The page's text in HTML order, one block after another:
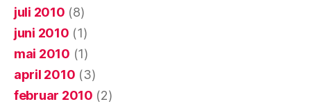
juli 2010 (8)
juni 2010 (1)
mai 2010 (1)
april 2010 (3)
februar 2010 (2)